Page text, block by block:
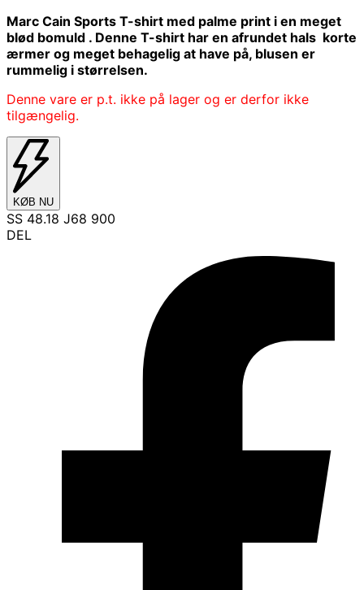
Marc Cain Sports T-shirt med palme print i en meget
blød bomuld . Denne T-shirt har en afrundet hals korte
ærmer og meget behagelig at have på, blusen er
rummelig i størrelsen.
Denne vare er p.t. ikke på lager og er derfor ikke
tilgængelig.
KØB NU
SS 48.18 J68 900
DEL